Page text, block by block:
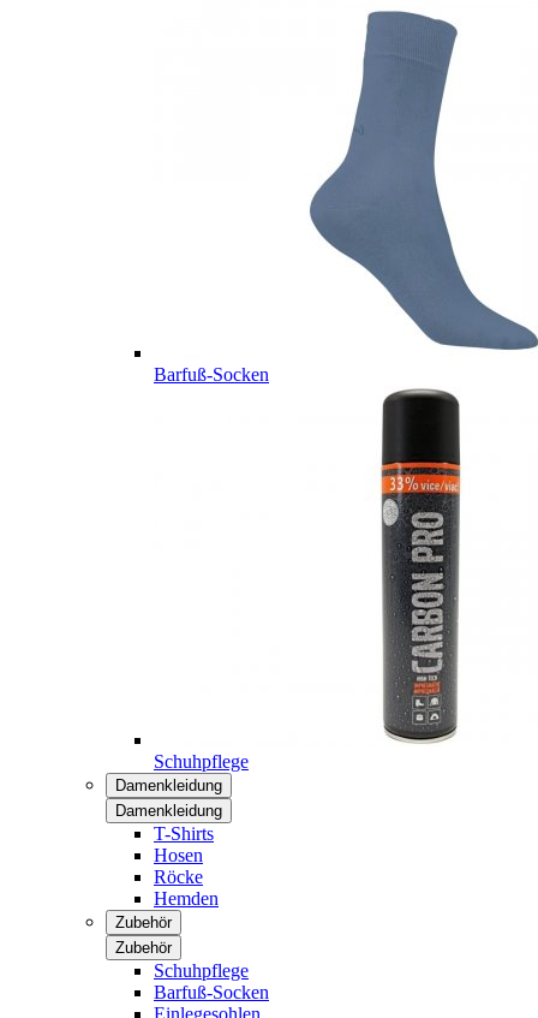
Barfuß-Socken
Schuhpflege
Damenkleidung
Damenkleidung
T-Shirts
Hosen
Röcke
Hemden
Zubehör
Zubehör
Schuhpflege
Barfuß-Socken
Einlegesohlen